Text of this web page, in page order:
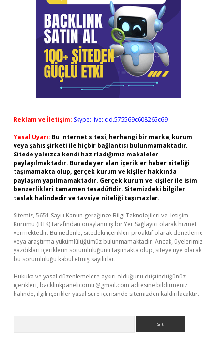
Reklam ve İletişim: Skype: live:.cid.575569c608265c69
Yasal Uyarı: Bu internet sitesi, herhangi bir marka, kurum
veya şahıs şirketi ile hiçbir bağlantısı bulunmamaktadır.
Sitede yalnızca kendi hazırladığımız makaleler
paylaşılmaktadır. Burada yer alan içerikler haber niteliği
taşımamakta olup, gerçek kurum ve kişiler hakkında
paylaşım yapılmamaktadır. Gerçek kurum ve kişiler ile isim
benzerlikleri tamamen tesadüfidir. Sitemizdeki bilgiler
taslak halindedir ve tavsiye niteliği taşımazlar.
Sitemiz, 5651 Sayılı Kanun gereğince Bilgi Teknolojileri ve İletişim
Kurumu (BTK) tarafından onaylanmış bir Yer Sağlayıcı olarak hizmet
vermektedir. Bu nedenle, sitedeki içerikleri proaktif olarak denetleme
veya araştırma yükümlülüğümüz bulunmamaktadır. Ancak, üyelerimiz
yazdıkları içeriklerin sorumluluğunu taşımakta olup, siteye üye olarak
bu sorumluluğu kabul etmiş sayılırlar.
Hukuka ve yasal düzenlemelere aykırı olduğunu düşündüğünüz
içerikleri, backlinkpanelicomtr@gmail.com adresine bildirmeniz
halinde, ilgili içerikler yasal süre içerisinde sitemizden kaldırılacaktır.